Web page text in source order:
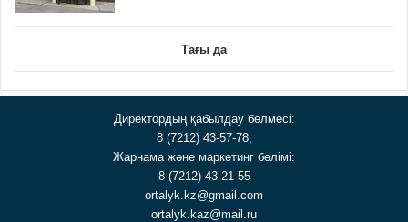
Тағы да
Директордың қабылдау бөлмесі:
8 (7212) 43-57-78,
Жарнама және маркетинг бөлімі:
8 (7212) 43-21-55
ortalyk.kz@gmail.com
ortalyk.kaz@mail.ru